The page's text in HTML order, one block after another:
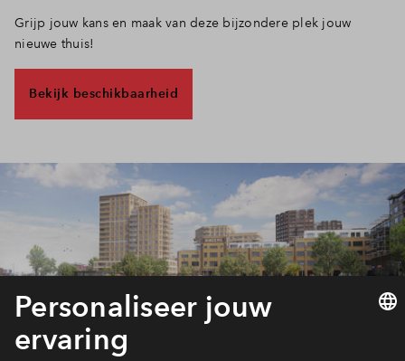
Grijp jouw kans en maak van deze bijzondere plek jouw
nieuwe thuis!
Bekijk beschikbaarheid